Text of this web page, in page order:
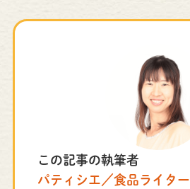
この記事の執筆者
パティシエ／食品ライター